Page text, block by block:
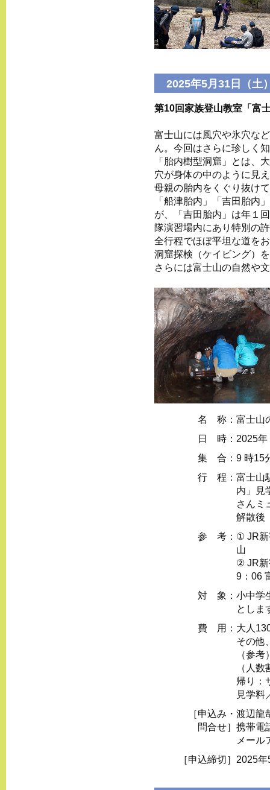
2025年5月31日（土
第10回家族登山教室「富
富士山には風穴や氷穴な
ん。今回はさらに珍しく
「胎内樹型洞窟」とは、
穴が身体の中のように見
母親の胎内をくぐり抜け
「船津胎内」「吉田胎内
が、「吉田胎内」は年１
隊演習場内にあり特別の
全行程でほぼ平坦な道を
洞窟探検（ケイビング）
さらには富士山の自然や
名 称： 富士山
日 時： 2025年
集 合： 9 時15
行 程： 富士山
内」見
さんミ
解散後
参 考： ① JR
山
② JR
9：06
対 象： 小中学
としま
費 用： 大人
その他
（参
（人数
帰り：
見学
［申込み・
問合せ］
渡辺龍
携帯電
メール
［申込締切］ 2025